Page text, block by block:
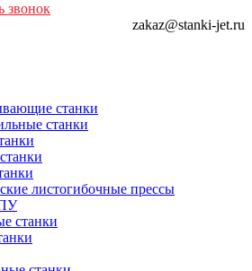
звонок
zakaz@stanki-jet.ru
станки
станки
листогибочные прессы
станки